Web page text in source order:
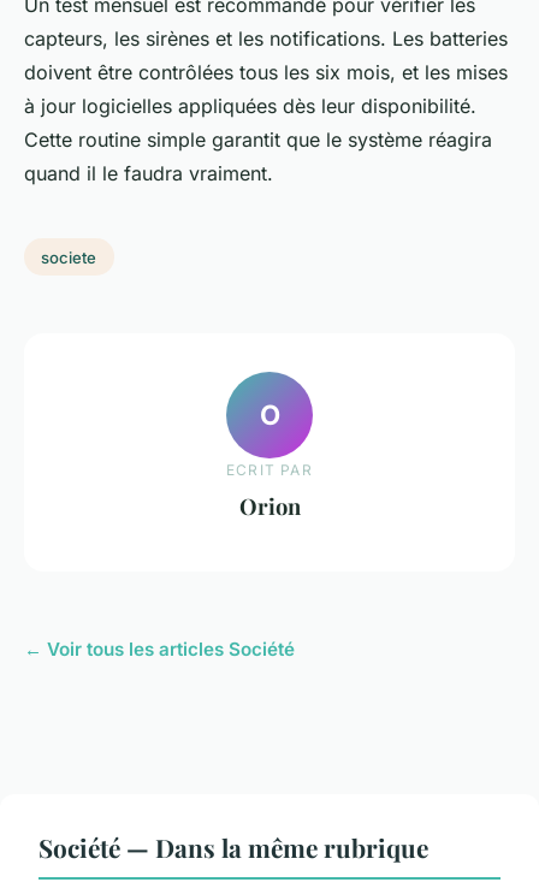
capteurs, les sirènes et les notifications. Les batteries
doivent être contrôlées tous les six mois, et les mises
à jour logicielles appliquées dès leur disponibilité.
Cette routine simple garantit que le système réagira
quand il le faudra vraiment.
societe
O
ECRIT PAR
Orion
← Voir tous les articles Société
Société — Dans la même rubrique